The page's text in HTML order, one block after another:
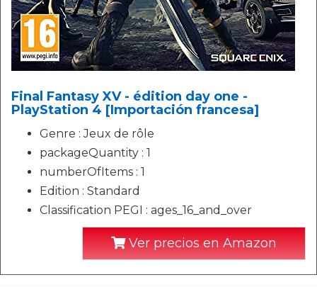
Final Fantasy XV - édition day one -
PlayStation 4 [Importación francesa]
Genre : Jeux de rôle
packageQuantity : 1
numberOfItems : 1
Edition : Standard
Classification PEGI : ages_16_and_over
Ver precios en Amazon